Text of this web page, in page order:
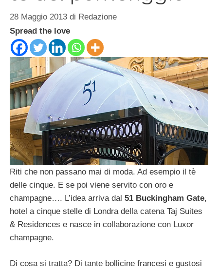
28 Maggio 2013 di Redazione
Spread the love
Riti che non passano mai di moda. Ad esempio il tè
delle cinque. E se poi viene servito con oro e
champagne…. L’idea arriva dal 51 Buckingham Gate,
hotel a cinque stelle di Londra della catena Taj Suites
& Residences e nasce in collaborazione con Luxor
champagne.
Di cosa si tratta? Di tante bollicine francesi e gustosi